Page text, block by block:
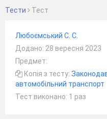
Тести Тест
Любоємський С. С.
Додано: 28 вересня 2023
Предмет:
Копія з тесту:
автомобільний транспорт
Тест виконано: 1 раз